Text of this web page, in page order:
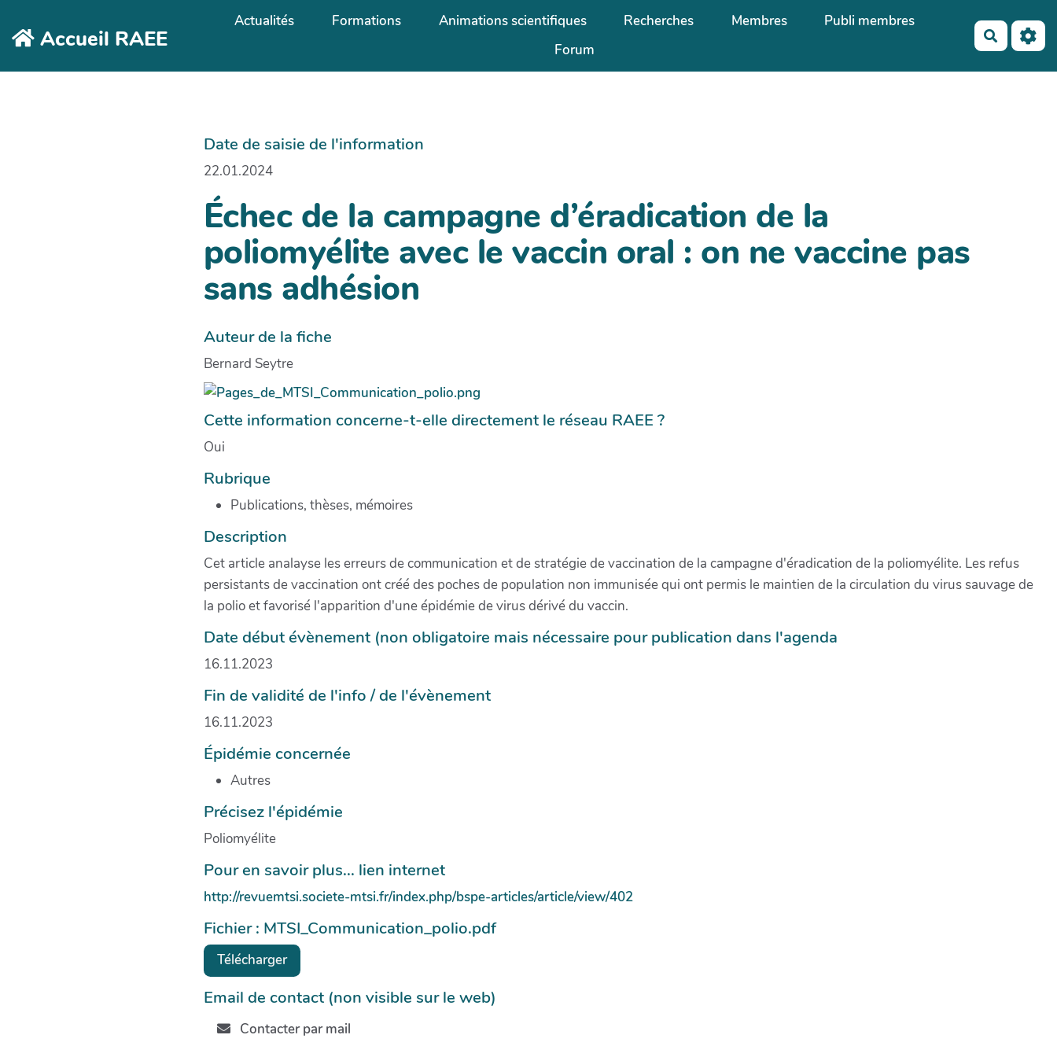
Accueil RAEE
Actualités Formations Animations scientifiques Recherches Membres
Publi membres
Forum
Date de saisie de l'information
22.01.2024
Échec de la campagne d’éradication de la
poliomyélite avec le vaccin oral : on ne vaccine pas
sans adhésion
Auteur de la fiche
Bernard Seytre
Cette information concerne-t-elle directement le réseau RAEE ?
Oui
Rubrique
Publications, thèses, mémoires
Description
Cet article analayse les erreurs de communication et de stratégie de vaccination de la campagne d'éradication de la poliomyélite. Les refus
persistants de vaccination ont créé des poches de population non immunisée qui ont permis le maintien de la circulation du virus sauvage de
la polio et favorisé l'apparition d'une épidémie de virus dérivé du vaccin.
Date début évènement (non obligatoire mais nécessaire pour publication dans l'agenda
16.11.2023
Fin de validité de l'info / de l'évènement
16.11.2023
Épidémie concernée
Autres
Précisez l'épidémie
Poliomyélite
Pour en savoir plus... lien internet
http://revuemtsi.societe-mtsi.fr/index.php/bspe-articles/article/view/402
Fichier : MTSI_Communication_polio.pdf
Télécharger
Email de contact (non visible sur le web)
Contacter par mail